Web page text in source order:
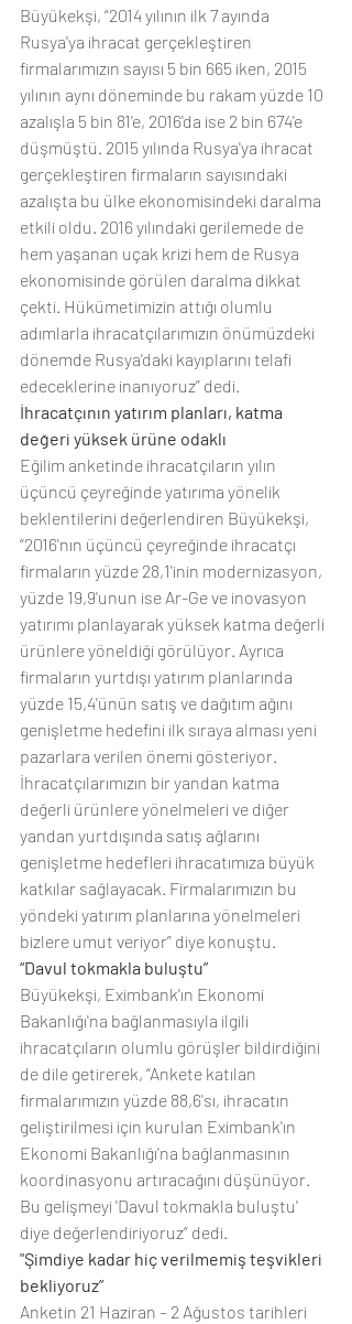
Büyükekşi, “2014 yılının ilk 7 ayında
Rusya'ya ihracat gerçekleştiren
firmalarımızın sayısı 5 bin 665 iken, 2015
yılının aynı döneminde bu rakam yüzde 10
azalışla 5 bin 81'e, 2016'da ise 2 bin 674'e
düşmüştü. 2015 yılında Rusya'ya ihracat
gerçekleştiren firmaların sayısındaki
azalışta bu ülke ekonomisindeki daralma
etkili oldu. 2016 yılındaki gerilemede de
hem yaşanan uçak krizi hem de Rusya
ekonomisinde görülen daralma dikkat
çekti. Hükümetimizin attığı olumlu
adımlarla ihracatçılarımızın önümüzdeki
dönemde Rusya'daki kayıplarını telafi
edeceklerine inanıyoruz” dedi.
İhracatçının yatırım planları, katma
değeri yüksek ürüne odaklı
Eğilim anketinde ihracatçıların yılın
üçüncü çeyreğinde yatırıma yönelik
beklentilerini değerlendiren Büyükekşi,
“2016'nın üçüncü çeyreğinde ihracatçı
firmaların yüzde 28,1'inin modernizasyon,
yüzde 19,9'unun ise Ar-Ge ve inovasyon
yatırımı planlayarak yüksek katma değerli
ürünlere yöneldiği görülüyor. Ayrıca
firmaların yurtdışı yatırım planlarında
yüzde 15,4'ünün satış ve dağıtım ağını
genişletme hedefini ilk sıraya alması yeni
pazarlara verilen önemi gösteriyor.
İhracatçılarımızın bir yandan katma
değerli ürünlere yönelmeleri ve diğer
yandan yurtdışında satış ağlarını
genişletme hedefleri ihracatımıza büyük
katkılar sağlayacak. Firmalarımızın bu
yöndeki yatırım planlarına yönelmeleri
bizlere umut veriyor” diye konuştu.
“Davul tokmakla buluştu”
Büyükekşi, Eximbank'ın Ekonomi
Bakanlığı'na bağlanmasıyla ilgili
ihracatçıların olumlu görüşler bildirdiğini
de dile getirerek, “Ankete katılan
firmalarımızın yüzde 88,6'sı, ihracatın
geliştirilmesi için kurulan Eximbank'ın
Ekonomi Bakanlığı'na bağlanmasının
koordinasyonu artıracağını düşünüyor.
Bu gelişmeyi 'Davul tokmakla buluştu'
diye değerlendiriyoruz” dedi.
"Şimdiye kadar hiç verilmemiş teşvikleri
bekliyoruz”
Anketin 21 Haziran – 2 Ağustos tarihleri